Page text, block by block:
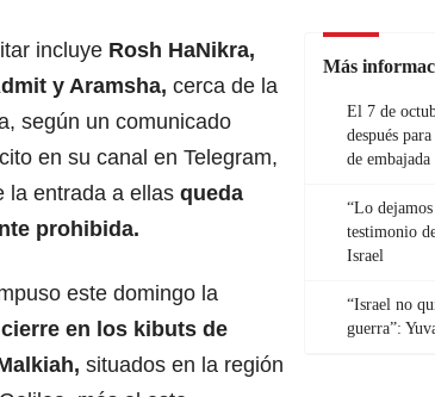
Más
El 7 de
después
de embajada
“Lo
testimonio
Israel
“Israel no
guerra”:
incluye Rosh HaNikra,
y Aramsha, cerca de la
según un comunicado
en su canal en Telegram,
la entrada a ellas queda
prohibida.
este domingo la
cierre en los kibuts de
situados en la región